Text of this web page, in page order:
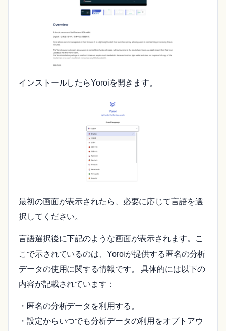
インストールしたらYoroiを開きます。
最初の画面が表示されたら、必要に応じて言語を選
択してください。
言語選択後に下記のような画面が表示されます。こ
こで示されているのは、Yoroiが提供する匿名の分析
データの使用に関する情報です。 具体的には以下の
内容が記載されています：
・匿名の分析データを利用する。
・設定からいつでも分析データの利用をオプトアウ